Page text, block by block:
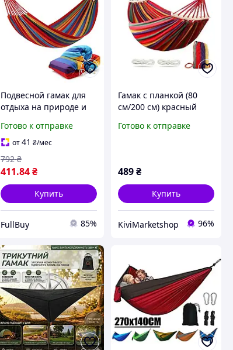
Подвесной гамак для
отдыха на природе и
хлопковый с прочной
тканью 150х200 см
Готово к отправке
от41 ₴/мес
411.84 ₴
792 ₴
Купить
FullBuy 85%
Гамак с планкой (80
см/200 см) красный
отдыха
Готово к отправке
489₴
Купить
KiviMarketshop 96%